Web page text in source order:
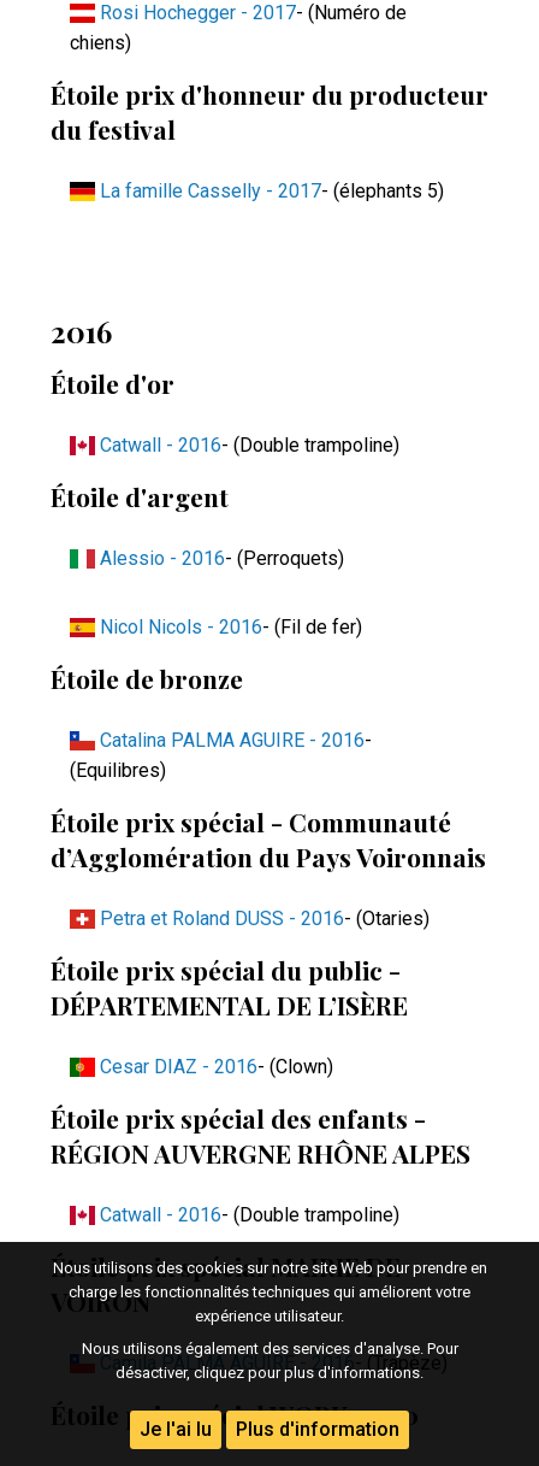
Rosi Hochegger - 2017- (Numéro de
chiens)
Étoile prix d'honneur du producteur
du festival
La famille Casselly - 2017- (élephants 5)
2016
Étoile d'or
Catwall - 2016- (Double trampoline)
Étoile d'argent
Alessio - 2016- (Perroquets)
Nicol Nicols - 2016- (Fil de fer)
Étoile de bronze
Catalina PALMA AGUIRE - 2016-
(Equilibres)
Étoile prix spécial - Communauté
d’Agglomération du Pays Voironnais
Petra et Roland DUSS - 2016- (Otaries)
Étoile prix spécial du public -
DÉPARTEMENTAL DE L’ISÈRE
Cesar DIAZ - 2016- (Clown)
Étoile prix spécial des enfants -
RÉGION AUVERGNE RHÔNE ALPES
Catwall - 2016- (Double trampoline)
Étoile prix spécial MAIRIE DE
VOIRON
Camila PALMA AGUIRE - 2016 - (Trapèze)
Étoile prix spécial WORK 2000
Nous utilisons des cookies sur notre site Web pour prendre en
charge les fonctionnalités techniques qui améliorent votre
expérience utilisateur.
Nous utilisons également des services d'analyse. Pour
désactiver, cliquez pour plus d'informations.
Je l'ai lu Plus d'information